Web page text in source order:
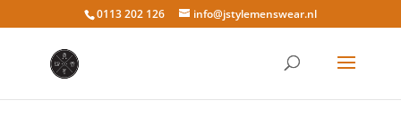
0113 202 126 info@jstylemenswear.nl